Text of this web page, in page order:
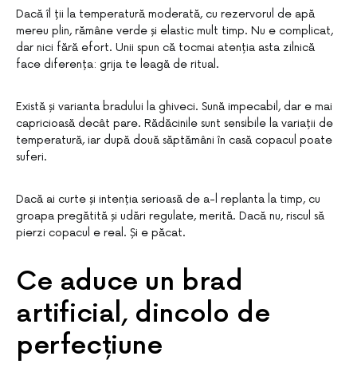
Dacă îl ții la temperatură moderată, cu rezervorul de apă
mereu plin, rămâne verde și elastic mult timp. Nu e complicat,
dar nici fără efort. Unii spun că tocmai atenția asta zilnică
face diferența: grija te leagă de ritual.
Există și varianta bradului la ghiveci. Sună impecabil, dar e mai
capricioasă decât pare. Rădăcinile sunt sensibile la variații de
temperatură, iar după două săptămâni în casă copacul poate
suferi.
Dacă ai curte și intenția serioasă de a-l replanta la timp, cu
groapa pregătită și udări regulate, merită. Dacă nu, riscul să
pierzi copacul e real. Și e păcat.
Ce aduce un brad
artificial, dincolo de
perfecțiune